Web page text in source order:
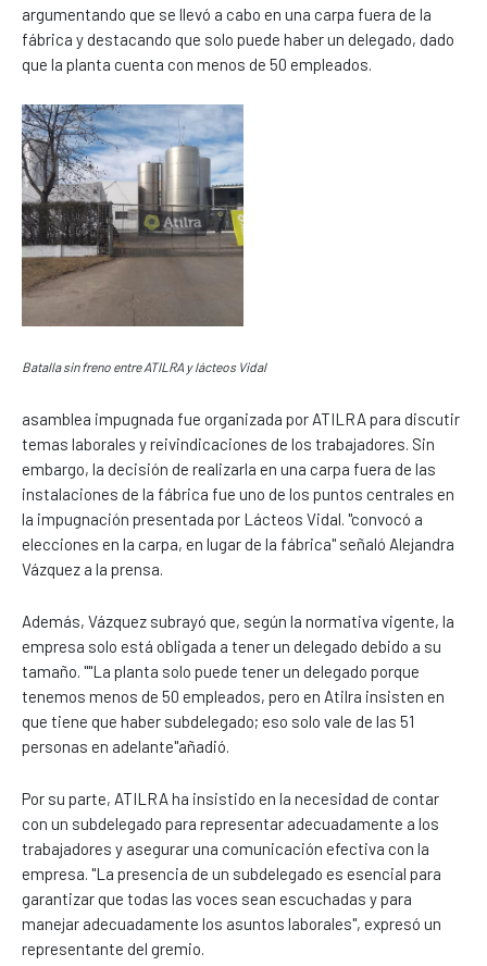
argumentando que se llevó a cabo en una carpa fuera de la
fábrica y destacando que solo puede haber un delegado, dado
que la planta cuenta con menos de 50 empleados.
Batalla sin freno entre ATILRA y lácteos Vidal
asamblea impugnada fue organizada por ATILRA para discutir
temas laborales y reivindicaciones de los trabajadores. Sin
embargo, la decisión de realizarla en una carpa fuera de las
instalaciones de la fábrica fue uno de los puntos centrales en
la impugnación presentada por Lácteos Vidal. "convocó a
elecciones en la carpa, en lugar de la fábrica" señaló Alejandra
Vázquez a la prensa.
Además, Vázquez subrayó que, según la normativa vigente, la
empresa solo está obligada a tener un delegado debido a su
tamaño. ""La planta solo puede tener un delegado porque
tenemos menos de 50 empleados, pero en Atilra insisten en
que tiene que haber subdelegado; eso solo vale de las 51
personas en adelante"añadió.
Por su parte, ATILRA ha insistido en la necesidad de contar
con un subdelegado para representar adecuadamente a los
trabajadores y asegurar una comunicación efectiva con la
empresa. "La presencia de un subdelegado es esencial para
garantizar que todas las voces sean escuchadas y para
manejar adecuadamente los asuntos laborales", expresó un
representante del gremio.